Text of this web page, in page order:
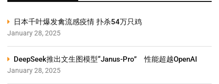
日本千叶爆发禽流感疫情 扑杀54万只鸡
January 28, 2025
DeepSeek推出文生图模型“Janus-Pro” 性能超越OpenAI
January 28, 2025